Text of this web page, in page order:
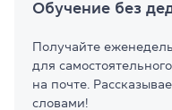
Обучение без
Получайте
для
на почте.
словами!